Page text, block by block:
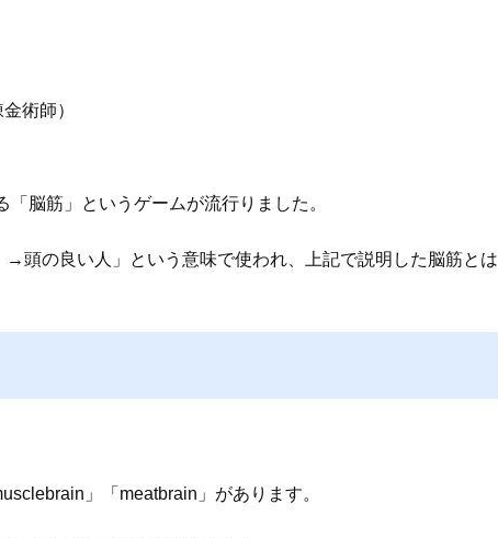
術師）
脳筋」というゲームが流行りました。
頭の良い人」という意味で使われ、上記で説明した脳筋とは
」「meatbrain」があります。